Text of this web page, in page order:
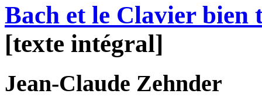
Bach et le Clavier bien
[texte intégral]
Jean-Claude Zehnder